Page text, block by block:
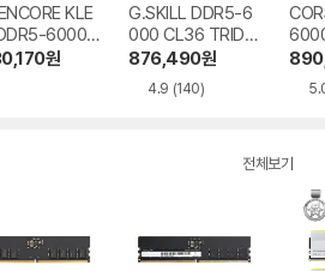
KLE
6000
CRAS V RG
원
G.SKILL DDR5-6
000 CL36 TRIDE
NT Z5 NEO RGB
Gx2)
876,490원
4.9 (140)
전체보기